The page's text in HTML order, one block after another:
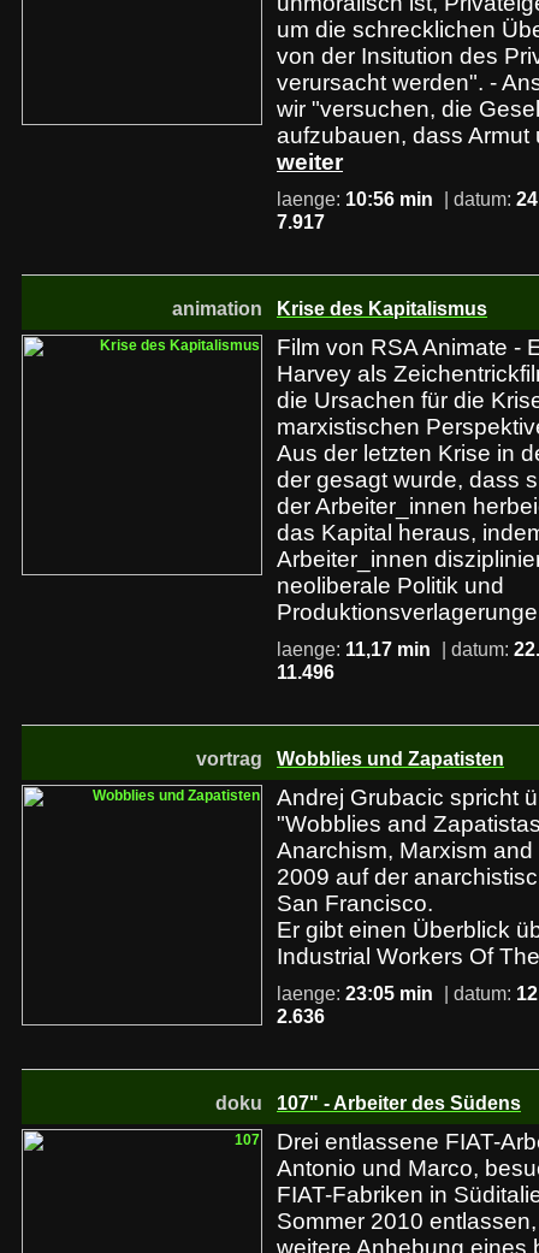
um die schrecklichen
von der Insitution des
verursacht werden". -
wir "versuchen, die
aufzubauen, dass Armut
weiter
laenge: 10:56 min | datum:
7.917
animation Krise des Kapitalismus
Film von RSA Animate -
Harvey als
die Ursachen für die
marxistischen
Aus der letzten Krise in
der gesagt wurde, dass
der Arbeiter_innen
das Kapital heraus,
Arbeiter_innen
neoliberale Politik und
laenge: 11,17 min | datum:
11.496
vortrag Wobblies und Zapatisten
Andrej Grubacic spricht
"Wobblies and
Anarchism, Marxism
2009 auf der
San Francisco.
Er gibt einen Überblick
Industrial Workers Of
laenge: 23:05 min | datum:
2.636
doku 107" - Arbeiter des Südens
Drei entlassene FIAT-
Antonio und Marco,
FIAT-Fabriken in
Sommer 2010
weitere Anhebung eines